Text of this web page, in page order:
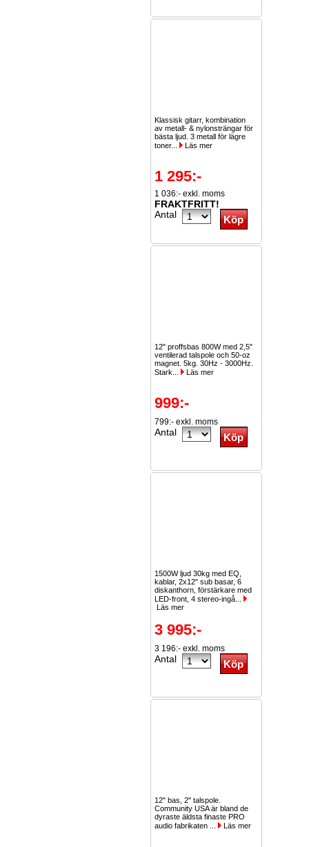
Klassisk gitarr, kombination
av metall- & nylonsträngar för
bästa ljud. 3 metall för lägre
toner...
Läs mer
1 295:-
1 036:- exkl. moms
FRAKTFRITT!
Antal
12" proffsbas 800W med 2,5"
ventilerad talspole och 50-oz
magnet. 5kg. 30Hz - 3000Hz.
Stark...
Läs mer
999:-
799:- exkl. moms
Antal
1500W ljud 30kg med EQ,
kablar, 2x12" sub basar, 6
diskanthorn, förstärkare med
LED-front, 4 stereo-ingå...
Läs mer
3 995:-
3 196:- exkl. moms
Antal
12" bas, 2" talspole.
Community USA är bland de
dyraste äldsta finaste PRO
audio fabrikaten ...
Läs mer